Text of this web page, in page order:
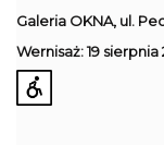
Galeria OKNA, ul.
Wernisaż: 19 sierpnia